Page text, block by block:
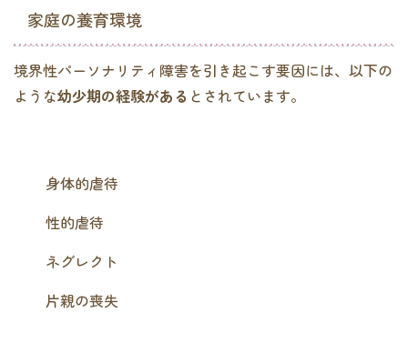
家庭の養育環境
境界性パーソナリティ障害を引き起こす要因には、以下の
ような幼少期の経験がある とされています。
身体的虐待
性的虐待
ネグレクト
片親の喪失